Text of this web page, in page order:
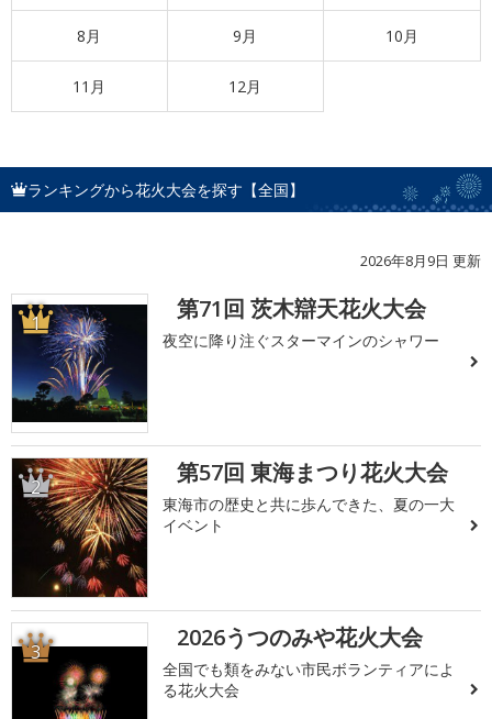
8月 9月 10月
11月 12月
ランキングから花火大会を探す【全国】
2026年8月9日 更新
1 第71回 茨木辯天花火大会
夜空に降り注ぐスターマインのシャワー
2 第57回 東海まつり花火大会
東海市の歴史と共に歩んできた、夏の一大
イベント
3 2026うつのみや花火大会
全国でも類をみない市民ボランティアによ
る花火大会